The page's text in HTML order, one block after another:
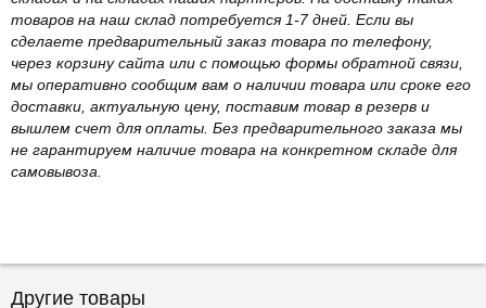
товаров на наш склад потребуется 1-7 дней. Если вы
сделаете предварительный заказ товара по телефону,
через корзину сайта или с помощью формы обратной связи,
мы оперативно сообщим вам о наличии товара или сроке его
доставки, актуальную цену, поставим товар в резерв и
вышлем счет для оплаты. Без предварительного заказа мы
не гарантируем наличие товара на конкретном складе для
самовывоза.
Другие товары